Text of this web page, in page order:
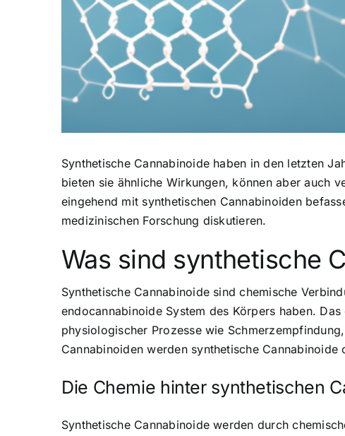
Synthetische Cannabinoide haben in den letzten
bieten sie ähnliche Wirkungen, können aber auch
eingehend mit synthetischen Cannabinoiden
medizinischen Forschung diskutieren.
Was sind synthetische
Synthetische Cannabinoide sind chemische
endocannabinoide System des Körpers haben.
physiologischer Prozesse wie
Cannabinoiden werden synthetische
Die Chemie hinter synthetischen
Synthetische Cannabinoide werden durch